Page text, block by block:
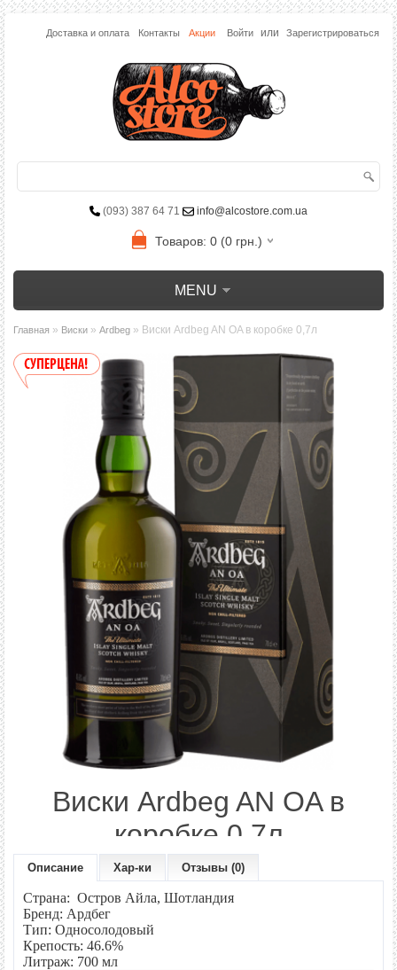
Доставка и оплата Контакты Акции Войти или Зарегистрироваться
(093) 387 64 71 info@alcostore.com.ua
Товаров: 0 (0 грн.)
MENU
Главная » Виски » Ardbeg » Виски Ardbeg AN OA в коробке 0,7л
Виски Ardbeg AN OA в
коробке 0,7л
Модель: An Oa
Наличие:
Цена:
Описание Хар-ки Отзывы (0)
Страна: Остров Айла, Шотландия
Бренд: Ардбег
Тип: Односолодовый
Крепость: 46.6%
Литраж: 700 мл